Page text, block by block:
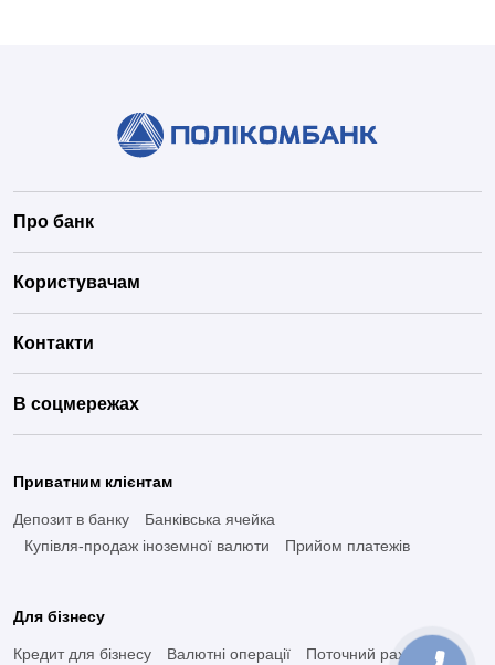
Про банк
Користувачам
Контакти
В соцмережах
Приватним клієнтам
Депозит в банку
Банківська ячейка
Купівля-продаж іноземної валюти
Прийом платежів
Для бізнесу
Кредит для бізнесу Валютні операції Поточний рахунок